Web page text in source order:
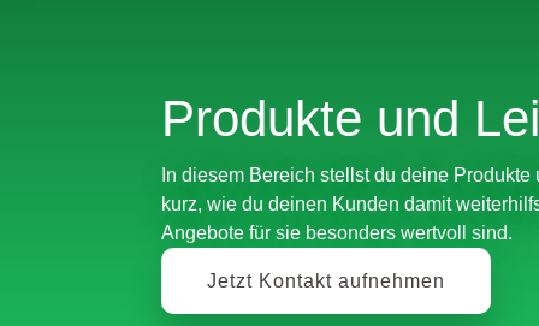
Produkte und
In diesem Bereich stellst du deine
kurz, wie du deinen Kunden damit
Angebote für sie besonders wertvoll sind.
Jetzt Kontakt aufnehmen